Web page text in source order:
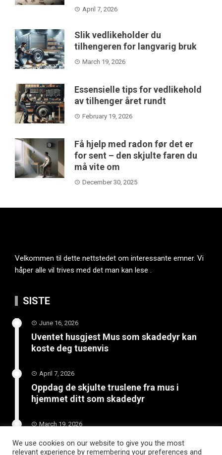
April 7, 2026
Slik vedlikeholder du
tilhengeren for langvarig bruk
March 19, 2026
Essensielle tips for vedlikehold
av tilhenger året rundt
February 19, 2026
Få hjelp med radon før det er
for sent – den skjulte faren du
må vite om
December 30, 2025
Velkommen til dette nettstedet om interessante emner. Vi
håper alle vil trives med det man kan lese .
SISTE
June 16, 2026
Uventet husgjest Mus som skadedyr kan
koste deg tusenvis
April 7, 2026
Oppdag de skjulte truslene fra mus i
hjemmet ditt som skadedyr
March 19, 2026
Slik vedlikeholder du tilhengeren for
langvarig bruk
We use cookies on our website to give you the most
relevant experience by remembering your preferences and